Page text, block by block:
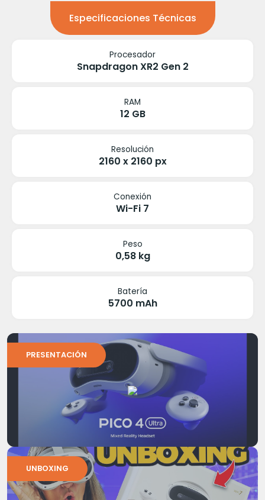
Especificaciones Técnicas
Procesador
Snapdragon XR2 Gen 2
RAM
12 GB
Resolución
2160 x 2160 px
Conexión
Wi-Fi 7
Peso
0,58 kg
Batería
5700 mAh
PRESENTACIÓN
UNBOXING